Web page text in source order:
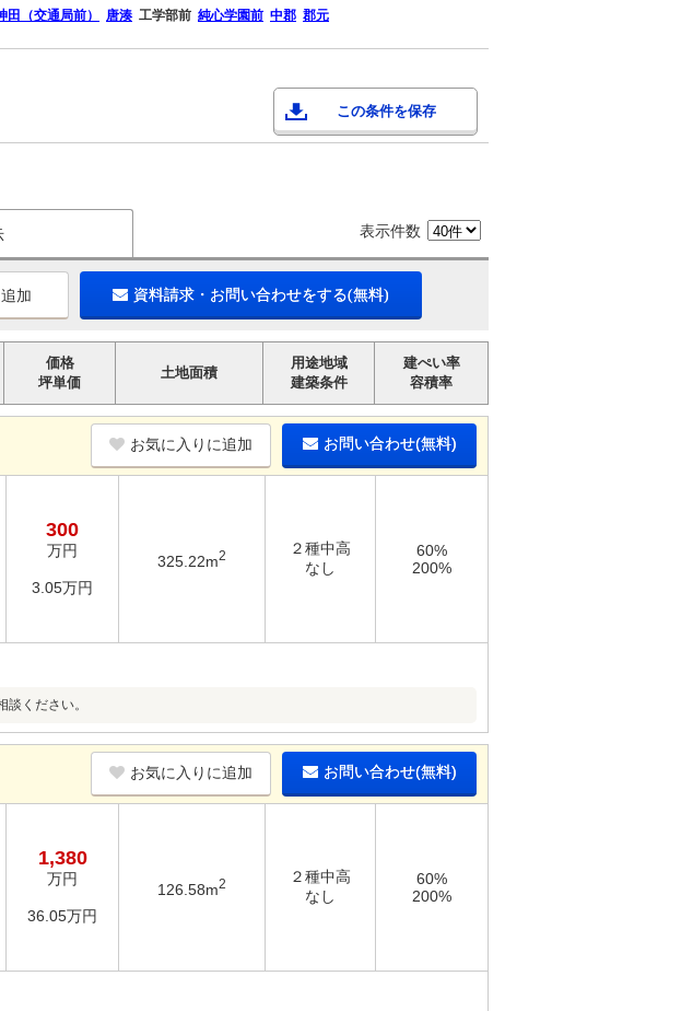
田（交通局前） 唐湊 工学部前 純心学園前 中郡 郡元
この条件を保存
表示件数
加 資料請求・お問い合わせをする(無料)
価格
坪単価
土地面積
用途地域
建築条件
建ぺい率
容積率
お気に入りに追加 お問い合わせ(無料)
300
万円
3.05万円
325.22m2
２種中高
なし
60%
200%
ください。
お気に入りに追加 お問い合わせ(無料)
1,380
万円
36.05万円
126.58m2
２種中高
なし
60%
200%